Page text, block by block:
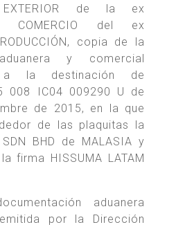
EXTERIOR de la ex
COMERCIO del ex
copia de la
y comercial
a la destinación de
008 IC04 009290 U de
de 2015, en la que
de las plaquitas la
BHD de MALASIA y
firma HISSUMA LATAM
aduanera
por la Dirección